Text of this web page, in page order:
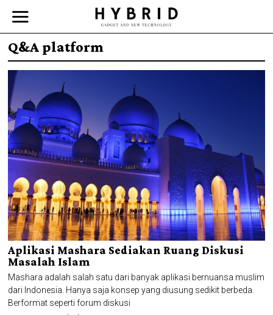
Q&A platform
Aplikasi Mashara Sediakan Ruang Diskusi
Masalah Islam
Mashara adalah salah satu dari banyak aplikasi bernuansa muslim
dari Indonesia. Hanya saja konsep yang diusung sedikit berbeda.
Berformat seperti forum diskusi